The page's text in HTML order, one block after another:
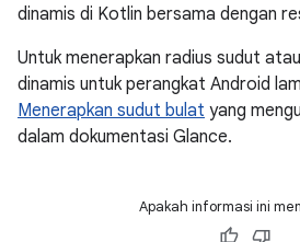
dinamis di Kotlin bersama dengan
Untuk menerapkan radius sudut
dinamis untuk perangkat Android
Menerapkan sudut bulat yang
dalam dokumentasi Glance.
Apakah informasi ini